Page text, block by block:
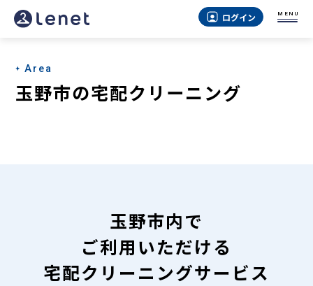
玉
市
の
ログイン MENU
Area
玉野市の宅配クリーニング
玉野市内で
ご利用いただける
宅配クリーニングサービス